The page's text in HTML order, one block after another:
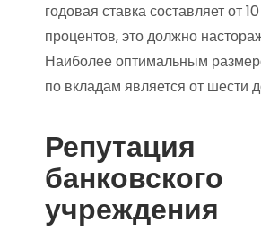
годовая ставка составляет от
процентов, это должно
Наиболее оптимальным
по вкладам является от шести
Репутация
банковского
учреждения